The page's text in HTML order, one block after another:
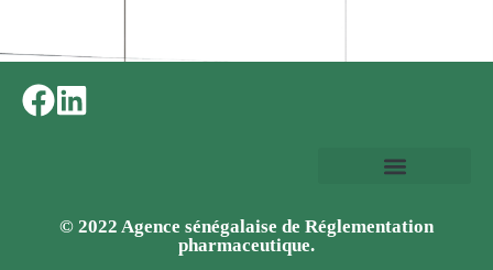
© 2022 Agence sénégalaise de Réglementation
pharmaceutique.